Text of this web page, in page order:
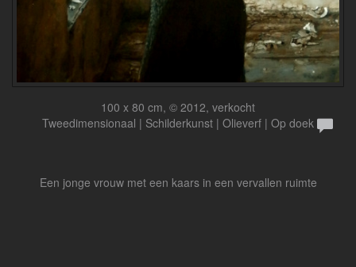
100 x 80 cm, © 2012, verkocht
Tweedimensionaal | Schilderkunst | Olieverf | Op doek
Een jonge vrouw met een kaars in een vervallen ruimte